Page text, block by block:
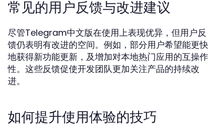
常见的用户反馈与改进建议
尽管Telegram中文版在使用上表现优异，但用户反
馈仍表明有改进的空间。例如，部分用户希望能更快
地获得新功能更新，及增加对本地热门应用的互操作
性。这些反馈促使开发团队更加关注产品的持续改
进。
如何提升使用体验的技巧